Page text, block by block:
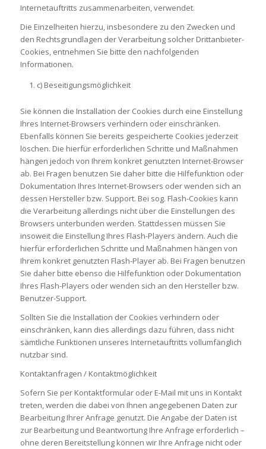
Internetauftritts zusammenarbeiten, verwendet.
Die Einzelheiten hierzu, insbesondere zu den Zwecken und
den Rechtsgrundlagen der Verarbeitung solcher Drittanbieter-
Cookies, entnehmen Sie bitte den nachfolgenden
Informationen.
c) Beseitigungsmöglichkeit
Sie können die Installation der Cookies durch eine Einstellung
Ihres Internet-Browsers verhindern oder einschränken.
Ebenfalls können Sie bereits gespeicherte Cookies jederzeit
löschen. Die hierfür erforderlichen Schritte und Maßnahmen
hängen jedoch von Ihrem konkret genutzten Internet-Browser
ab. Bei Fragen benutzen Sie daher bitte die Hilfefunktion oder
Dokumentation Ihres Internet-Browsers oder wenden sich an
dessen Hersteller bzw. Support. Bei sog. Flash-Cookies kann
die Verarbeitung allerdings nicht über die Einstellungen des
Browsers unterbunden werden. Stattdessen müssen Sie
insoweit die Einstellung Ihres Flash-Players ändern. Auch die
hierfür erforderlichen Schritte und Maßnahmen hängen von
Ihrem konkret genutzten Flash-Player ab. Bei Fragen benutzen
Sie daher bitte ebenso die Hilfefunktion oder Dokumentation
Ihres Flash-Players oder wenden sich an den Hersteller bzw.
Benutzer-Support.
Sollten Sie die Installation der Cookies verhindern oder
einschränken, kann dies allerdings dazu führen, dass nicht
sämtliche Funktionen unseres Internetauftritts vollumfänglich
nutzbar sind.
Kontaktanfragen / Kontaktmöglichkeit
Sofern Sie per Kontaktformular oder E-Mail mit uns in Kontakt
treten, werden die dabei von Ihnen angegebenen Daten zur
Bearbeitung Ihrer Anfrage genutzt. Die Angabe der Daten ist
zur Bearbeitung und Beantwortung Ihre Anfrage erforderlich –
ohne deren Bereitstellung können wir Ihre Anfrage nicht oder